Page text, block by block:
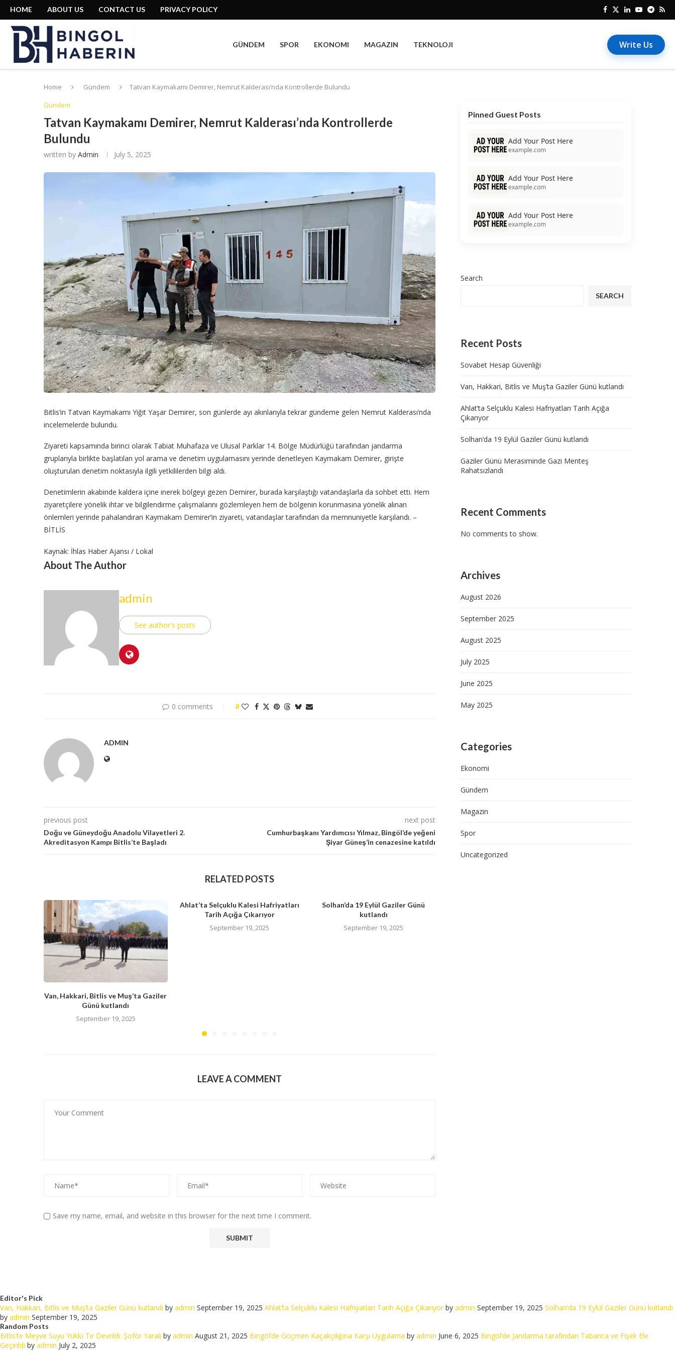
HOME ABOUT US CONTACT US PRIVACY POLICY
GÜNDEM SPOR EKONOMI MAGAZIN TEKNOLOJI Write Us
Home Gündem
Tatvan Kaymakamı Demirer, Nemrut Kalderası’nda Kontrollerde Bulundu
Gündem
Tatvan Kaymakamı Demirer, Nemrut Kalderası’nda Kontrollerde
Bulundu
written by Admin July 5, 2025
Bitlis’in Tatvan Kaymakamı Yiğit Yaşar Demirer, son günlerde ayı akınlarıyla tekrar gündeme gelen Nemrut Kalderası’nda
incelemelerde bulundu.
Ziyareti kapsamında birinci olarak Tabiat Muhafaza ve Ulusal Parklar 14. Bölge Müdürlüğü tarafından jandarma
gruplarıyla birlikte başlatılan yol arama ve denetim uygulamasını yerinde denetleyen Kaymakam Demirer, girişte
oluşturulan denetim noktasıyla ilgili yetkililerden bilgi aldı.
Denetimlerin akabinde kaldera içine inerek bölgeyi gezen Demirer, burada karşılaştığı vatandaşlarla da sohbet etti. Hem
ziyaretçilere yönelik ihtar ve bilgilendirme çalışmalarını gözlemleyen hem de bölgenin korunmasına yönelik alınan
önlemleri yerinde pahalandıran Kaymakam Demirer’in ziyareti, vatandaşlar tarafından da memnuniyetle karşılandı. –
BİTLİS
Kaynak: İhlas Haber Ajansı / Lokal
About The Author
admin
See author's posts
0 comments 0
ADMIN
previous post
Doğu ve Güneydoğu Anadolu Vilayetleri 2.
Akreditasyon Kampı Bitlis’te Başladı
next post
Cumhurbaşkanı Yardımcısı Yılmaz, Bingöl’de yeğeni
Şiyar Güneş’in cenazesine katıldı
RELATED POSTS
Van, Hakkari, Bitlis ve Muş’ta Gaziler
Günü kutlandı
September 19, 2025
Ahlat’ta Selçuklu Kalesi Hafriyatları
Tarih Açığa Çıkarıyor
September 19, 2025
Solhan’da 19 Eylül Gaziler Günü
kutlandı
September 19, 2025
LEAVE A COMMENT
Save my name, email, and website in this browser for the next time I comment.
Pinned Guest Posts
Add Your Post Here
example.com
Add Your Post Here
example.com
Add Your Post Here
example.com
Search
SEARCH
Recent Posts
Sovabet Hesap Güvenliği
Van, Hakkari, Bitlis ve Muş’ta Gaziler Günü kutlandı
Ahlat’ta Selçuklu Kalesi Hafriyatları Tarih Açığa
Çıkarıyor
Solhan’da 19 Eylül Gaziler Günü kutlandı
Gaziler Günü Merasiminde Gazi Menteş
Rahatsızlandı
Recent Comments
No comments to show.
Archives
August 2026
September 2025
August 2025
July 2025
June 2025
May 2025
Categories
Ekonomi
Gündem
Magazin
Spor
Uncategorized
Editor's Pick
Van, Hakkari, Bitlis ve Muş’ta Gaziler Günü kutlandı by admin September 19, 2025 Ahlat’ta Selçuklu Kalesi Hafriyatları Tarih Açığa Çıkarıyorby admin September 19, 2025 Solhan’da 19 Eylül Gaziler Günü kutlandı
by admin September 19, 2025
Random Posts
Bitlis’te Meyve Suyu Yüklü Tır Devrildi: Şoför Yaralı by admin August 21, 2025 Bingöl’de Göçmen Kaçakçılığına Karşı Uygulama by admin June 6, 2025 Bingöl’de Jandarma tarafından Tabanca ve Fişek Ele
Geçirildi by admin July 2, 2025